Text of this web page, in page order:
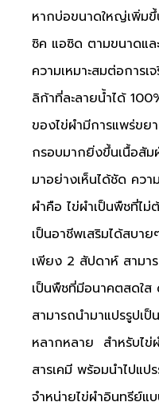
หากบ่อขนาดใหญ่เพิ่ม
ซิค แอซิด ตามขนาดแล
ความเหมาะสมต่อการ
ลิก้าที่ละลายน้ำได้
ของไข่ผำมีการแพร่ขย
กรอบมากยิ่งขึ้นเนื้อสั
มาอย่างเห็นได้ชัด ควา
ผำคือ ไข่ผำเป็นพืชที่ไ
เป็นอาชีพเสริมได้สบาย
เพียง 2 สัปดาห์ สามา
เป็นพืชที่มีอนาคตสดใ
สามารถนำมาแปรรูปเ
หลากหลาย สำหรับไข่
สารเคมี พร้อมนำไปแป
จำหน่ายไข่ผำอินทรีย์แ